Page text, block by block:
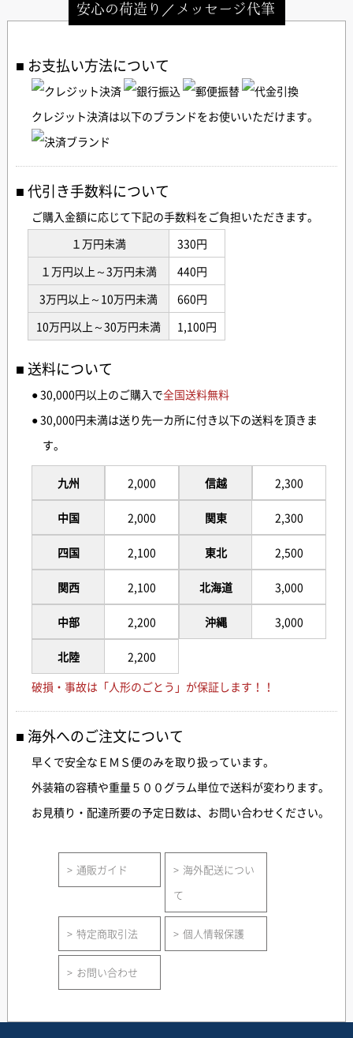
安心の荷造り／メッセージ代筆
お支払い方法について
クレジット決済は以下のブランドをお使いいただけます。
代引き手数料について
ご購入金額に応じて下記の手数料をご負担いただきます。
１万円未満
330円
１万円以上～3万円未満
440円
3万円以上～10万円未満
660円
10万円以上～30万円未満
1,100円
送料について
● 30,000円以上のご購入で全国送料無料
● 30,000円未満は送り先一カ所に付き以下の送料を頂きま
す。
九州
中国
四国
関西
中部
北陸
2,000
2,000
2,100
2,100
2,200
2,200
信越
関東
東北
北海道
沖縄
2,300
2,300
2,500
3,000
3,000
破損・事故は「人形のごとう」が保証します！！
海外へのご注文について
早くで安全なＥＭＳ便のみを取り扱っています。
外装箱の容積や重量５００グラム単位で送料が変わります。
お見積り・配達所要の予定日数は、お問い合わせください。
通販ガイド
海外配送につい
て
特定商取引法 個人情報保護
お問い合わせ